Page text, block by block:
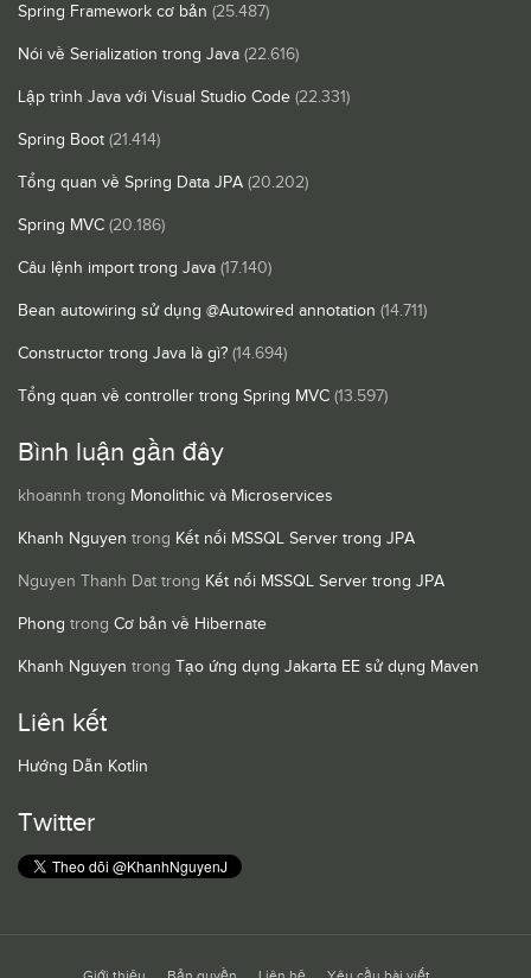
Spring Framework cơ bản (25.487)
Nói về Serialization trong Java (22.616)
Lập trình Java với Visual Studio Code (22.331)
Spring Boot (21.414)
Tổng quan về Spring Data JPA (20.202)
Spring MVC (20.186)
Câu lệnh import trong Java (17.140)
Bean autowiring sử dụng @Autowired annotation (14.711)
Constructor trong Java là gì? (14.694)
Tổng quan về controller trong Spring MVC (13.597)
Bình luận gần đây
khoannh trong Monolithic và Microservices
Khanh Nguyen trong Kết nối MSSQL Server trong JPA
Nguyen Thanh Dat trong Kết nối MSSQL Server trong JPA
Phong trong Cơ bản về Hibernate
Khanh Nguyen trong Tạo ứng dụng Jakarta EE sử dụng Maven
Liên kết
Hướng Dẫn Kotlin
Twitter